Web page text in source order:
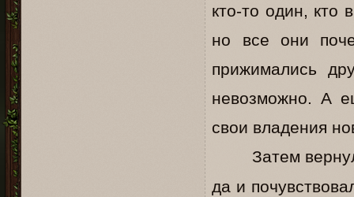
кто-то один, кто
но все они
прижимались
невозможно. А
свои владения
Затем
да и